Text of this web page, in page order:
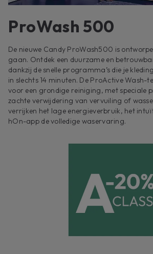
ProWash 500
De nieuwe Candy ProWash500 is
gaan. Ontdek een duurzame en
dankzij de snelle programma’s die je
in slechts 14 minuten. De ProActive Wash-
voor een grondige reiniging, met speciale
zachte verwijdering van vervuiling of
verrijken het lage energieverbruik, het
hOn-app de volledige waservaring.